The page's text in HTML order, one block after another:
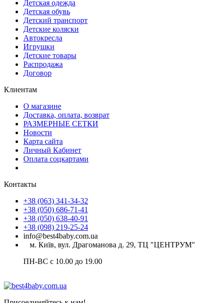
Детская одежда
Детская обувь
Детский транспорт
Детские коляски
Автокресла
Игрушки
Детские товары
Распродажа
Договор
Клиентам
О магазине
Доставка, оплата, возврат
РАЗМЕРНЫЕ СЕТКИ
Новости
Карта сайта
Личный Кабинет
Оплата соцкартами
Контакты
+38 (063) 341-34-32
+38 (050) 686-71-41
+38 (050) 638-40-91
+38 (098) 219-25-24
info@best4baby.com.ua
м. Київ, вул. Драгоманова д. 29, ТЦ "ЦЕНТРУМ"
ПН-ВС с 10.00 до 19.00